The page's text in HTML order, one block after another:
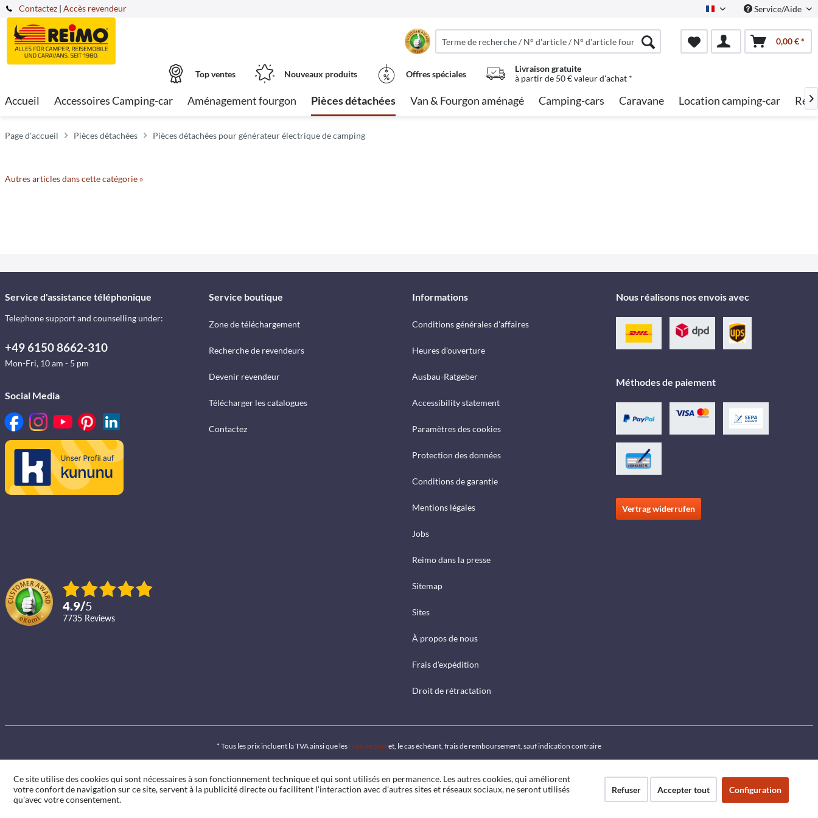
Contactez French Service/Aide
| Accès revendeur
0,00 € *
Top ventes Nouveaux produits Offres spéciales
Livraison gratuite
à partir de 50 € valeur d'achat *
Accueil Accessoires Camping-car Aménagement fourgon Pièces détachées Van & Fourgon aménagé Camping-cars Caravane Location camping-car 
Page d'accueil Pièces détachées Pièces détachées pour générateur électrique de camping
Autres articles dans cette catégorie »
Service d'assistance téléphonique
Telephone support and counselling under:
+49 6150 8662-310
Mon-Fri, 10 am - 5 pm
Social Media
4.9/5
7735 reviews
Service boutique
Zone de téléchargement
Recherche de revendeurs
Devenir revendeur
Télécharger les catalogues
Contactez
Informations
Conditions générales d'affaires
Heures d'ouverture
Ausbau-Ratgeber
Accessibility statement
Paramètres des cookies
Protection des données
Conditions de garantie
Mentions légales
Jobs
Reimo dans la presse
Sitemap
Sites
À propos de nous
Frais d'expédition
Droit de rétractation
Nous réalisons nos envois avec
Méthodes de paiement
Vertrag widerrufen
* Tous les prix incluent la TVA ainsi que lesfrais de portet, le cas échéant, frais de remboursement, sauf indication contraire
Ce site utilise des cookies qui sont nécessaires à son fonctionnement technique et qui sont utilisés en permanence. Les autres cookies, qui améliorent
votre confort de navigation sur ce site, servent à la publicité directe ou facilitent l'interaction avec d'autres sites et réseaux sociaux, ne seront utilisés
qu'avec votre consentement.
Refuser Accepter tout Configuration